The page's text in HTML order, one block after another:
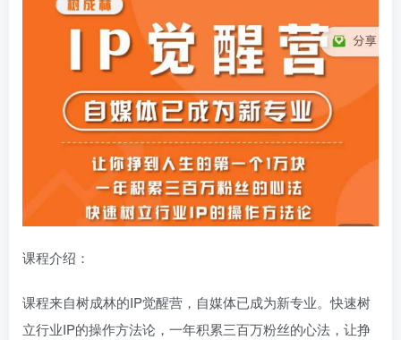
课程介绍：
课程来自树成林的IP觉醒营，自媒体已成为新专业。快速树
立行业IP的操作方法论，一年积累三百万粉丝的心法，让挣